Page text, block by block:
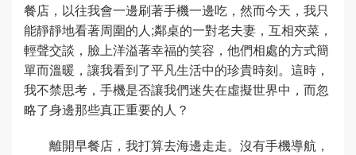
餐店，以往我會一邊刷著手機一邊吃，然而今天，我只
能靜靜地看著周圍的人;鄰桌的一對老夫妻，互相夾菜，
輕聲交談，臉上洋溢著幸福的笑容，他們相處的方式簡
單而溫暖，讓我看到了平凡生活中的珍貴時刻。這時，
我不禁思考，手機是否讓我們迷失在虛擬世界中，而忽
略了身邊那些真正重要的人？
離開早餐店，我打算去海邊走走。沒有手機導航，